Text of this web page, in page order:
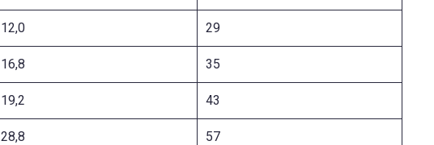
12,0 29
16,8 35
19,2 43
28,8 57